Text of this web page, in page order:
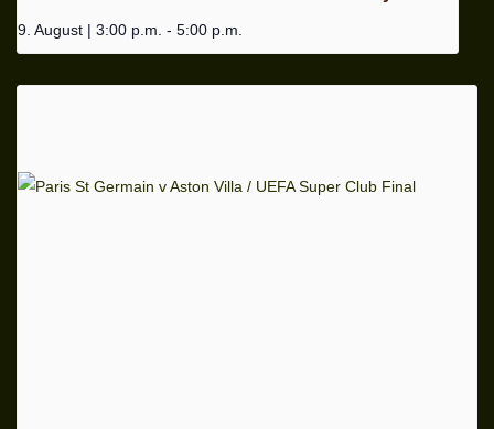
9. August | 3:00 p.m. - 5:00 p.m.